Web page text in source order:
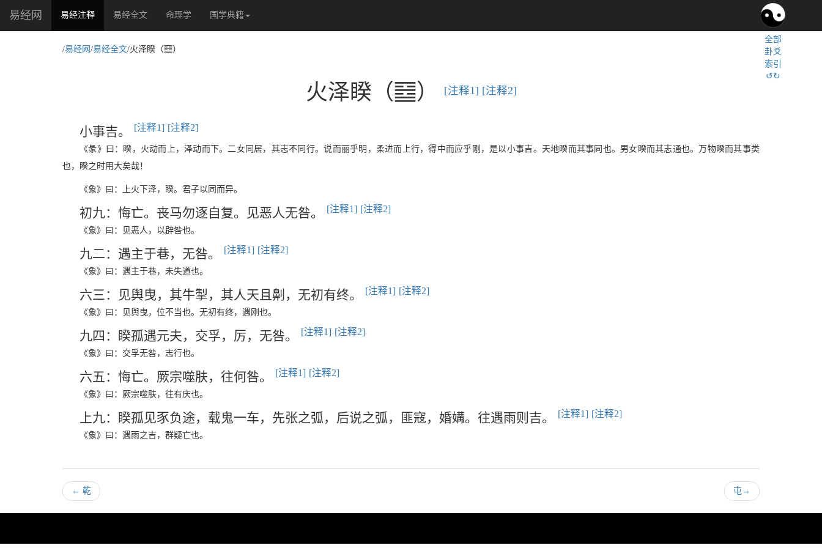
易经网 易经注释(current)易经全文 命理学 国学典籍
全部
卦爻
索引
↺↻
/易经网 /易经全文/火泽睽（P）
火泽睽（P） [注释1] [注释2]
小事吉。 [注释1] [注释2]
《彖》曰：睽，火动而上，泽动而下。二女同居，其志不同行。说而丽乎明，柔进而上行，得中而应乎刚，是以小事吉。天地睽而其事同也。男女睽而其志通也。万物睽而其事类
也，睽之时用大矣哉！
《象》曰：上火下泽，睽。君子以同而异。
初九：悔亡。丧马勿逐自复。见恶人无咎。 [注释1] [注释2]
《象》曰：见恶人，以辟咎也。
九二：遇主于巷，无咎。 [注释1] [注释2]
《象》曰：遇主于巷，未失道也。
六三：见舆曳，其牛掣，其人天且劓，无初有终。 [注释1] [注释2]
《象》曰：见舆曳，位不当也。无初有终，遇刚也。
九四：睽孤遇元夫，交孚，厉，无咎。 [注释1] [注释2]
《象》曰：交孚无咎，志行也。
六五：悔亡。厥宗噬肤，往何咎。 [注释1] [注释2]
《象》曰：厥宗噬肤，往有庆也。
上九：睽孤见豕负途，载鬼一车，先张之弧，后说之弧，匪寇，婚媾。往遇雨则吉。 [注释1] [注释2]
《象》曰：遇雨之吉，群疑亡也。
← 乾 屯→